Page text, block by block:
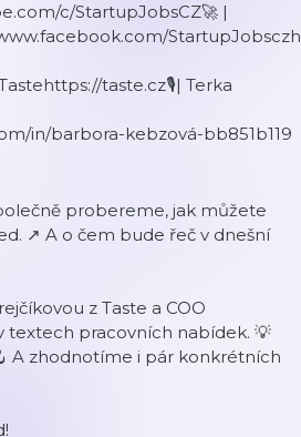
c/StartupJobsCZ🚀 |
StartupJobsczh
taste.cz🎙| Terka
in/barbora-kebzová-bb851b119
probereme, jak můžete
↗️ A o čem bude řeč v dnešní
z Taste a COO
textech pracovních nabídek. 💡
A zhodnotíme i pár konkrétních